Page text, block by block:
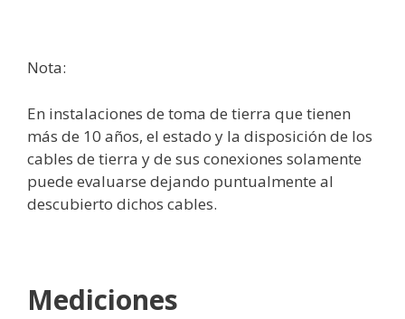
Nota:
En instalaciones de toma de tierra que tienen
más de 10 años, el estado y la disposición de los
cables de tierra y de sus conexiones solamente
puede evaluarse dejando puntualmente al
descubierto dichos cables.
Mediciones